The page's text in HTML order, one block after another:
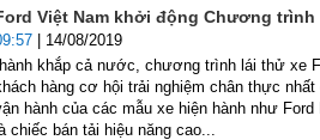
Việt Nam khởi động Chương
| 14/08/2019
khắp cả nước, chương trình lái thử xe
hàng cơ hội trải nghiệm chân thực
hành của các mẫu xe hiện hành như
chiếc bán tải hiệu năng cao...